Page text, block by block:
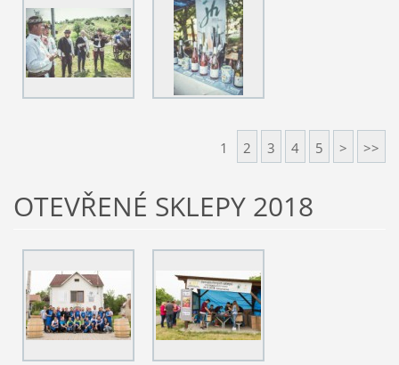
1 2 3 4 5 > >>
OTEVŘENÉ SKLEPY 2018